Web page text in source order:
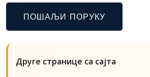
ПОШАЉИ ПОРУКУ
Друге странице са сајта